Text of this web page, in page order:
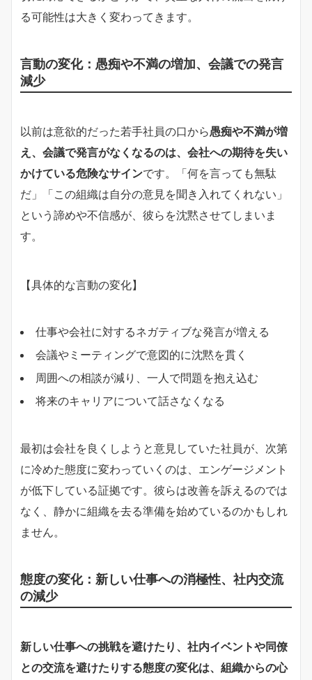
る可能性は大きく変わってきます。
言動の変化：愚痴や不満の増加、会議での発言
減少
以前は意欲的だった若手社員の口から愚痴や不満が増
え、会議で発言がなくなるのは、会社への期待を失い
かけている危険なサインです。「何を言っても無駄
だ」「この組織は自分の意見を聞き入れてくれない」
という諦めや不信感が、彼らを沈黙させてしまいま
す。
【具体的な言動の変化】
仕事や会社に対するネガティブな発言が増える
会議やミーティングで意図的に沈黙を貫く
周囲への相談が減り、一人で問題を抱え込む
将来のキャリアについて話さなくなる
最初は会社を良くしようと意見していた社員が、次第
に冷めた態度に変わっていくのは、エンゲージメント
が低下している証拠です。彼らは改善を訴えるのでは
なく、静かに組織を去る準備を始めているのかもしれ
ません。
態度の変化：新しい仕事への消極性、社内交流
の減少
新しい仕事への挑戦を避けたり、社内イベントや同僚
との交流を避けたりする態度の変化は、組織からの心